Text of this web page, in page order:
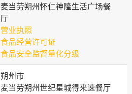
麦当劳朔州怀仁神隆生活广场餐
厅
营业执照
食品经营许可证
食品安全监督量化分级
朔州市
麦当劳朔州世纪星城得来速餐厅